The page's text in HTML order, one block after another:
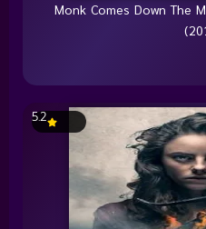
Monk Comes Down The
5.2